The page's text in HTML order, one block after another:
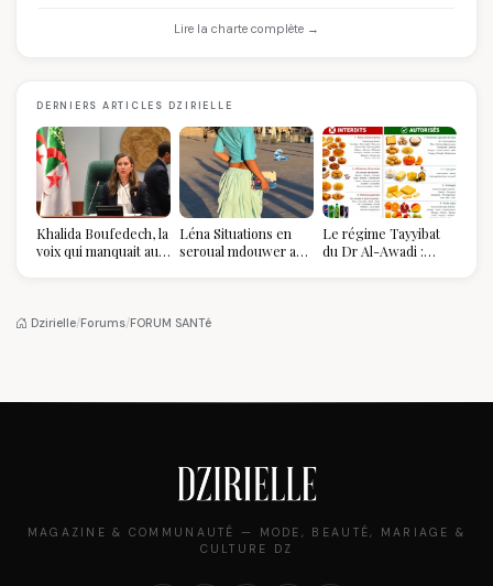
Lire la charte complète →
DERNIERS ARTICLES DZIRIELLE
Khalida Boufedech, la
voix qui manquait au
Léna Situations en
seroual mdouwer au
pièce mode de l'été
Le régime Tayyibat
du Dr Al-Awadi :
Dzirielle/Forums/FORUM SANTé
MAGAZINE & COMMUNAUTÉ — MODE, BEAUTÉ, MARIAGE &
CULTURE DZ